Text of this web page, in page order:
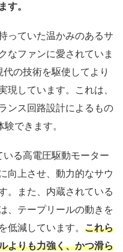
す。
っていた温かみのあるサ
なファンに愛されていま
の技術を駆使してより
現しています。これは、
ンス回路設計によるもの
できます。
る高電圧駆動モーター
向上させ、動力的なサウ
。また、内蔵されている
、テープリールの動きを
低減しています。 これら
よりも力強く、かつ滑ら